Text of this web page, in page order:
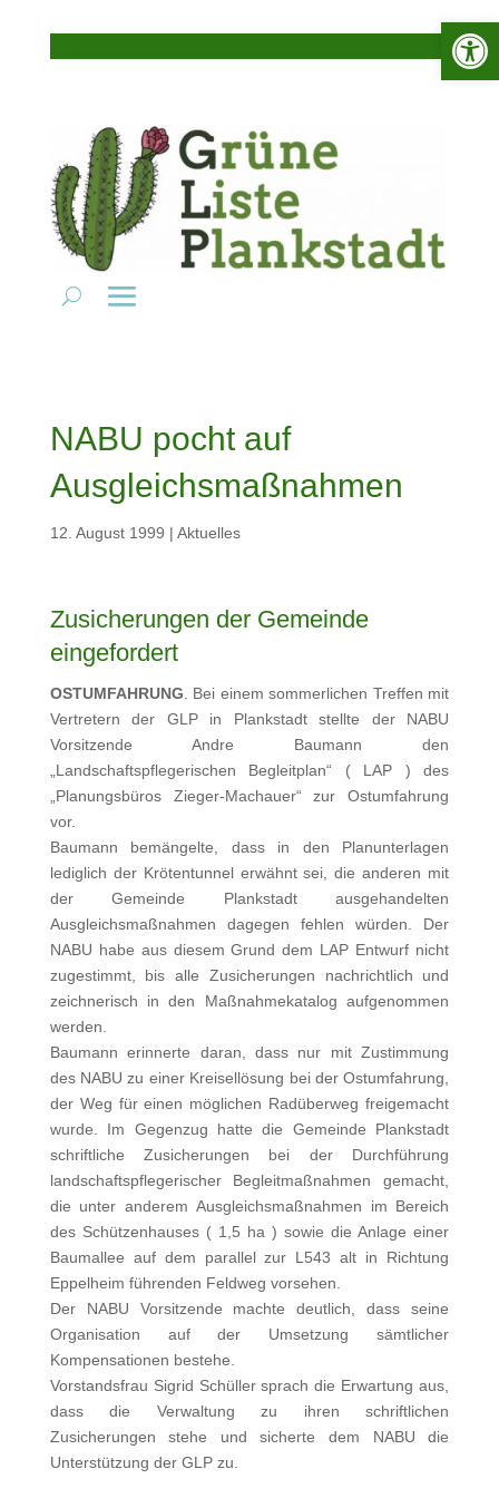
NABU pocht auf
Ausgleichsmaßnahmen
12. August 1999 | Aktuelles
Zusicherungen der Gemeinde
eingefordert
OSTUMFAHRUNG . Bei einem sommerlichen Treffen mit
Vertretern der GLP in Plankstadt stellte der NABU
Vorsitzende Andre Baumann den
„Landschaftspflegerischen Begleitplan“ ( LAP ) des
„Planungsbüros Zieger-Machauer“ zur Ostumfahrung
vor.
Baumann bemängelte, dass in den Planunterlagen
lediglich der Krötentunnel erwähnt sei, die anderen mit
der Gemeinde Plankstadt ausgehandelten
Ausgleichsmaßnahmen dagegen fehlen würden. Der
NABU habe aus diesem Grund dem LAP Entwurf nicht
zugestimmt, bis alle Zusicherungen nachrichtlich und
zeichnerisch in den Maßnahmekatalog aufgenommen
werden.
Baumann erinnerte daran, dass nur mit Zustimmung
des NABU zu einer Kreisellösung bei der Ostumfahrung,
der Weg für einen möglichen Radüberweg freigemacht
wurde. Im Gegenzug hatte die Gemeinde Plankstadt
schriftliche Zusicherungen bei der Durchführung
landschaftspflegerischer Begleitmaßnahmen gemacht,
die unter anderem Ausgleichsmaßnahmen im Bereich
des Schützenhauses ( 1,5 ha ) sowie die Anlage einer
Baumallee auf dem parallel zur L543 alt in Richtung
Eppelheim führenden Feldweg vorsehen.
Der NABU Vorsitzende machte deutlich, dass seine
Organisation auf der Umsetzung sämtlicher
Kompensationen bestehe.
Vorstandsfrau Sigrid Schüller sprach die Erwartung aus,
dass die Verwaltung zu ihren schriftlichen
Zusicherungen stehe und sicherte dem NABU die
Unterstützung der GLP zu.